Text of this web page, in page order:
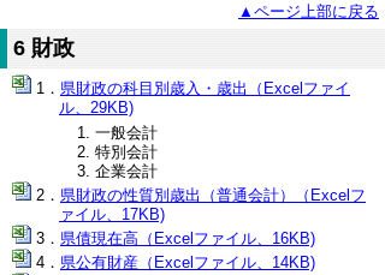
▲ページ上部に戻る
6 財政
県財政の科目別歳入・歳出（Excelファイ
ル、29KB)
一般会計
特別会計
企業会計
県財政の性質別歳出（普通会計）（Excelフ
ァイル、17KB)
県債現在高（Excelファイル、16KB)
県公有財産（Excelファイル、14KB)